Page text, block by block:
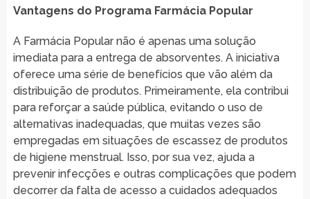
Vantagens do Programa Farmácia Popular
A Farmácia Popular não é apenas uma solução
imediata para a entrega de absorventes. A iniciativa
oferece uma série de benefícios que vão além da
distribuição de produtos. Primeiramente, ela contribui
para reforçar a saúde pública, evitando o uso de
alternativas inadequadas, que muitas vezes são
empregadas em situações de escassez de produtos
de higiene menstrual. Isso, por sua vez, ajuda a
prevenir infecções e outras complicações que podem
decorrer da falta de acesso a cuidados adequados